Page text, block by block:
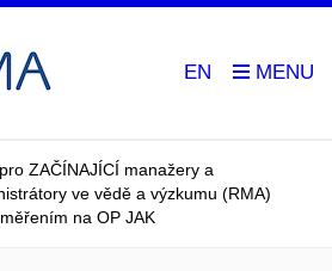
EN
ZAČÍNAJÍCÍ manažery a
ve vědě a výzkumu (RMA)
na OP JAK